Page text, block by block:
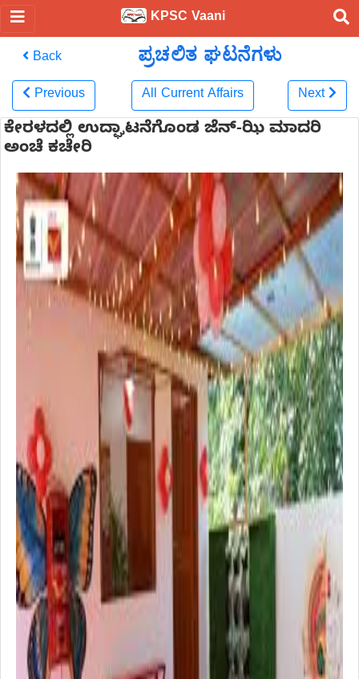
KPSC Vaani
Back ಪ್ರಚಲಿತ ಘಟನೆಗಳು
Previous All Current Affairs Next
ಕೇರಳದಲ್ಲಿ ಉದ್ಘಾಟನೆಗೊಂಡ ಜೆನ್-ಝಿ ಮಾದರಿ
ಅಂಚೆ ಕಚೇರಿ